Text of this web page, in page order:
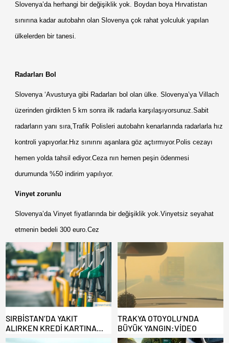
Slovenya’da herhangi bir değişiklik yok. Boydan boya Hırvatistan
sınırına kadar autobahn olan Slovenya çok rahat yolculuk yapılan
ülkelerden bir tanesi.
Radarları Bol
Slovenya ‘Avusturya gibi Radarları bol olan ülke. Slovenya’ya Villach
üzerinden girdikten 5 km sonra ilk radarla karşılaşıyorsunuz.Sabit
radarların yanı sıra,Trafik Polisleri autobahn kenarlarında radarlarla hız
kontroli yapıyorlar.Hız sınırını aşanlara göz açtırmıyor.Polis cezayı
hemen yolda tahsil ediyor.Ceza nın hemen peşin ödenmesi
durumunda %50 indirim yapılıyor.
Vinyet zorunlu
Slovenya’da Vinyet fiyatlarında bir değişiklik yok.Vinyetsiz seyahat
etmenin bedeli 300 euro.Cez
SIRBİSTAN’DA YAKIT
ALIRKEN KREDİ KARTINA
DİKKAT: MAĞDUR OLMAYIN!
TRAKYA OTOYOLU’NDA
BÜYÜK YANGIN:VİDEO